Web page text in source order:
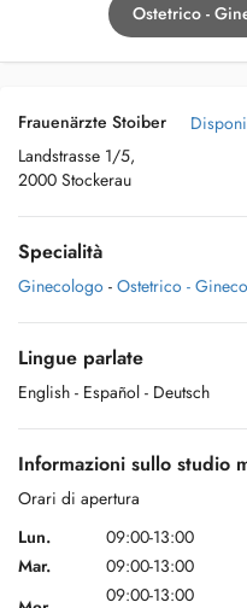
Ostetrico -
Frauenärzte Stoiber
Landstrasse 1/5,
2000 Stockerau
Specialità
Ginecologo - Ostetrico -
Lingue parlate
English - Español - Deutsch
Informazioni sullo studio
Orari di apertura
Lun.
09:00-13:00
Mar.
09:00-13:00
09:00-13:00